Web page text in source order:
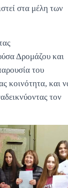
στα μέλη των
Δρομάζου και
του
κοινότητα, και
τον